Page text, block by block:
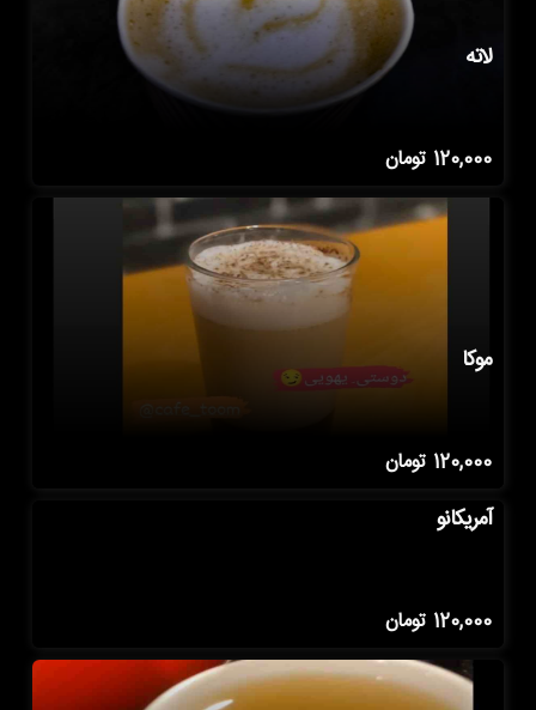
لاته
120,000 تومان
موکا
120,000 تومان
آمریکانو
120,000 تومان